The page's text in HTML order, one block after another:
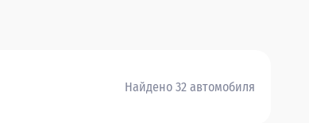
Найдено 32 автомобиля